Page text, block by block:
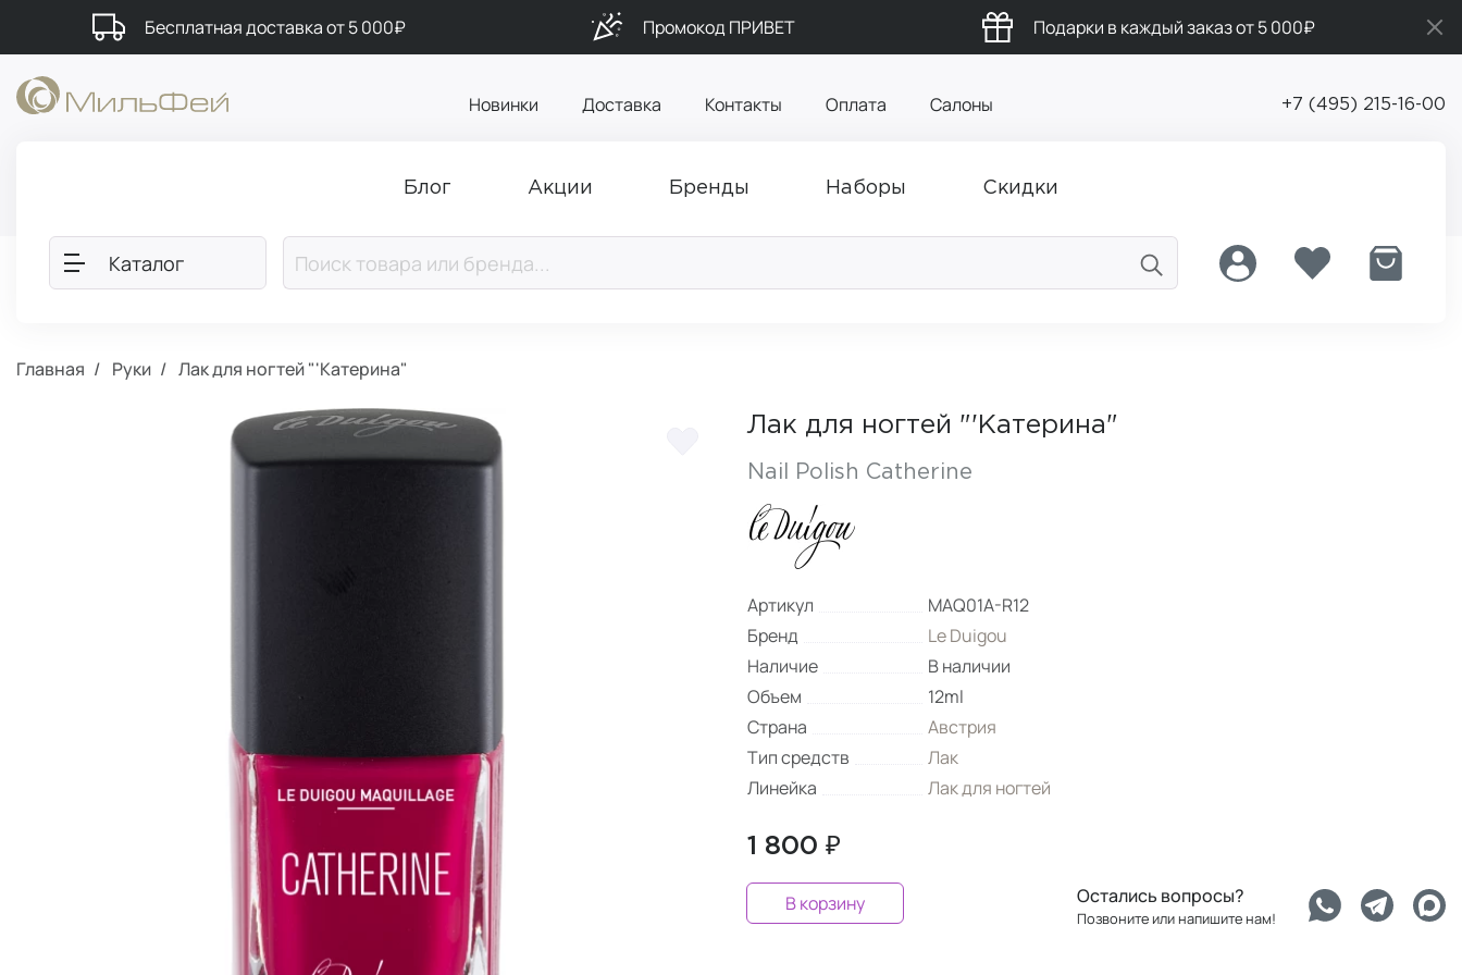
Бесплатная доставка от 5 000₽ Промокод ПРИВЕТ Подарки в каждый заказ от 5 000₽
Новинки Доставка Контакты Оплата Салоны +7 (495) 215-16-00
Блог Акции Бренды Наборы Скидки
Каталог
Главная Руки Лак для ногтей "'Катерина"
Лак для ногтей "'Катерина"
Nail Polish Сatherine
Артикул
MAQ01A-R12
Бренд
Le Duigou
Наличие
В наличии
Объем
12ml
Страна
Австрия
Тип средств
Лак
Линейка
Лак для ногтей
1 800 ₽
В корзину Остались вопросы?
Позвоните или напишите нам!